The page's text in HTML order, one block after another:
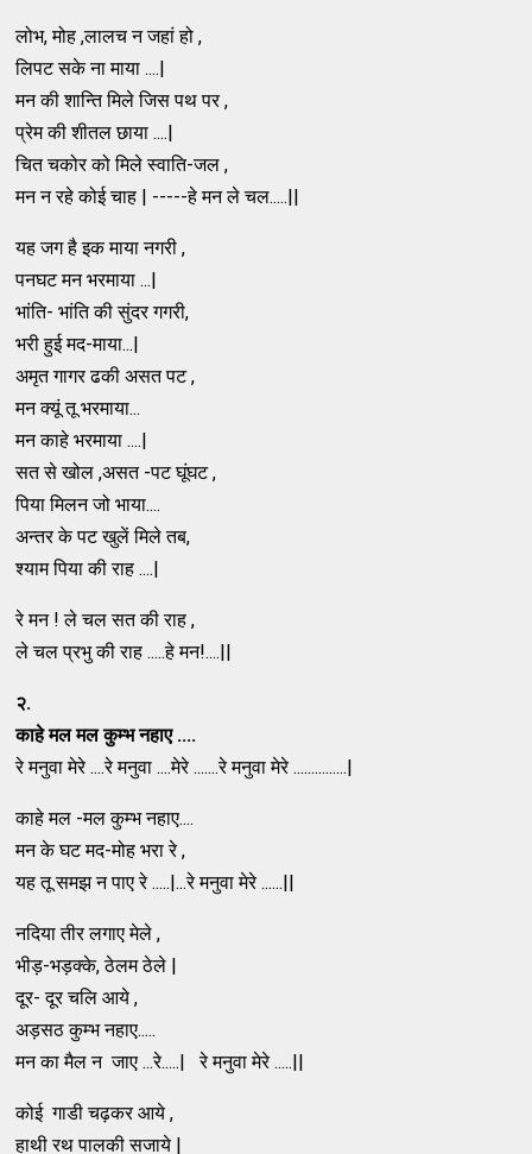
लोभ, मोह ,लालच न जहां हो ,
लिपट सके ना माया ....|
मन की शान्ति मिले जिस पथ पर ,
प्रेम की शीतल छाया ....|
चित चकोर को मिले स्वाति-जल ,
मन न रहे कोई चाह | -----हे मन ले चल.....||
यह जग है इक माया नगरी ,
पनघट मन भरमाया ...|
भांति- भांति की सुंदर गगरी,
भरी हुई मद-माया...|
अमृत गागर ढकी असत पट ,
मन क्यूं तू भरमाया...
मन काहे भरमाया ....|
सत से खोल ,असत -पट घूंघट ,
पिया मिलन जो भाया....
अन्तर के पट खुलें मिले तब,
श्याम पिया की राह ....|
रे मन ! ले चल सत की राह ,
ले चल प्रभु की राह .....हे मन!....||
२.
काहे मल मल कुम्भ नहाए ....
रे मनुवा मेरे ....रे मनुवा ....मेरे .......रे मनुवा मेरे ...............|
काहे मल -मल कुम्भ नहाए....
मन के घट मद-मोह भरा रे ,
यह तू समझ न पाए रे .....|...रे मनुवा मेरे ......||
नदिया तीर लगाए मेले ,
भीड़-भड़क्के, ठेलम ठेले |
दूर- दूर चलि आये ,
अड़सठ कुम्भ नहाए.....
मन का मैल न जाए ...रे.....| रे मनुवा मेरे .....||
कोई गाडी चढ़कर आये ,
हाथी रथ पालकी सजाये |